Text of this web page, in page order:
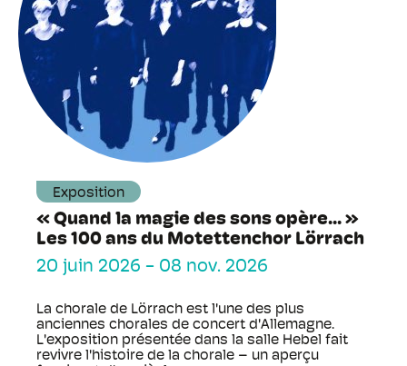
Exposition
« Quand la magie des sons opère... »
Les 100 ans du Motettenchor Lörrach
20 juin 2026 - 08 nov. 2026
La chorale de Lörrach est l'une des plus
anciennes chorales de concert d'Allemagne.
L'exposition présentée dans la salle Hebel fait
revivre l'histoire de la chorale – un aperçu